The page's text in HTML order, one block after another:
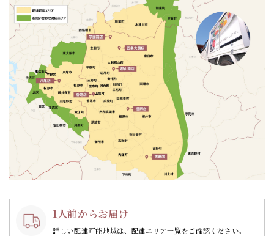
1人前からお届け
詳しい配達可能地域は、配達エリア一覧をご確認ください。